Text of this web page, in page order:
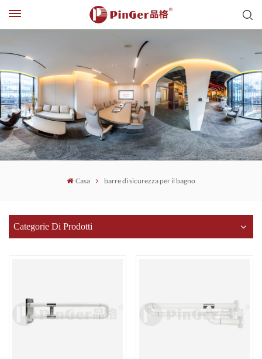
Casa barre di sicurezza per il bagno
Categorie Di Prodotti